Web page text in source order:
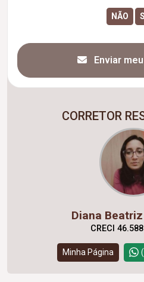
Enviar
CORRETOR
Diana
CRECI
Minha Página